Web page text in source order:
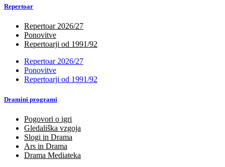
Repertoar
Repertoar 2026/27
Ponovitve
Repertoarji od 1991/92
Repertoar 2026/27
Ponovitve
Repertoarji od 1991/92
Dramini programi
Pogovori o igri
Gledališka vzgoja
Slogi in Drama
Ars in Drama
Drama Mediateka